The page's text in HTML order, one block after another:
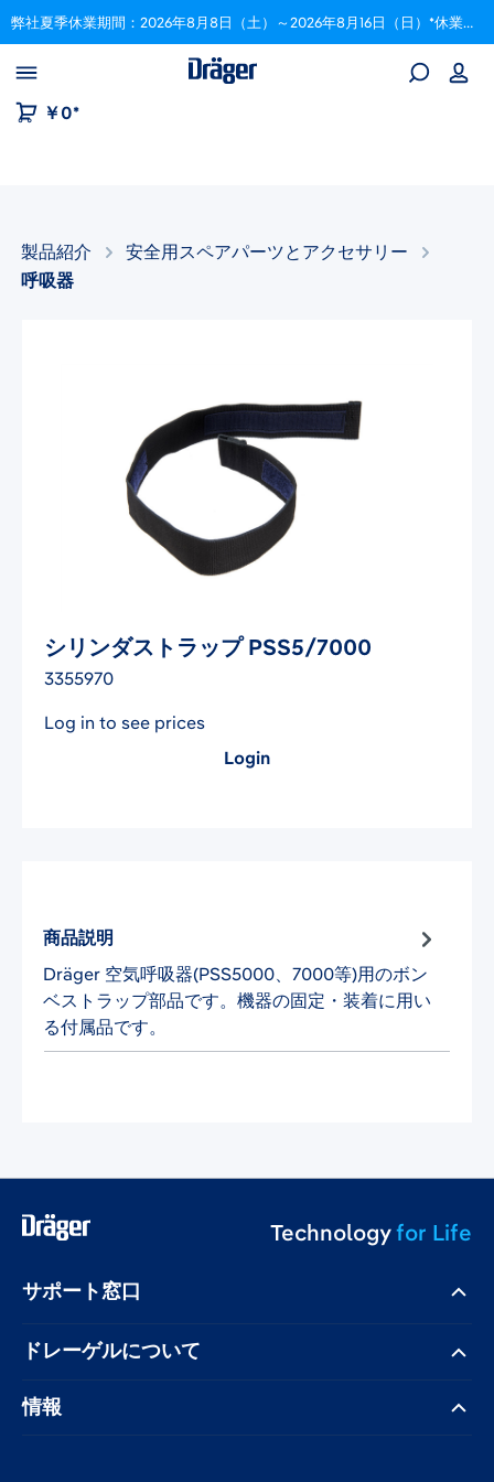
to B2B platform navigation 弊社夏季休業期間：2026年8月8日（土）～2026年8月16日（日）*休業期間中にいただいたご注文は、8月17日以降順次対応いたします。
￥0*
製品紹介
安全用スペアパーツとアクセサリー​
呼吸器
シリンダストラップ PSS5/7000
3355970
Log in to see prices
Login
商品説明
Dräger 空気呼吸器(PSS5000、7000等)用のボン
ベストラップ部品です。機器の固定・装着に用い
る付属品です。
Technologyfor Life
サポート窓口
ドレーゲル​について
情報